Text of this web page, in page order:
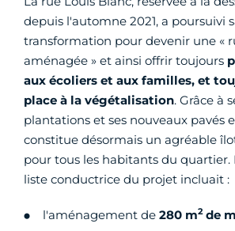
depuis l'automne 2021, a poursuivi
transformation pour devenir une «
aménagée » et ainsi offrir toujours
aux écoliers et aux familles, et
place à la végétalisation. Grâce à
plantations et ses nouveaux pavés
constitue désormais un agréable
pour tous les habitants du quartier.
liste conductrice du projet incluait :
l'aménagement de 280 m2de